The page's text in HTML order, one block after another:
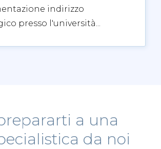
indirizzo
presso l'università...
a una
da noi